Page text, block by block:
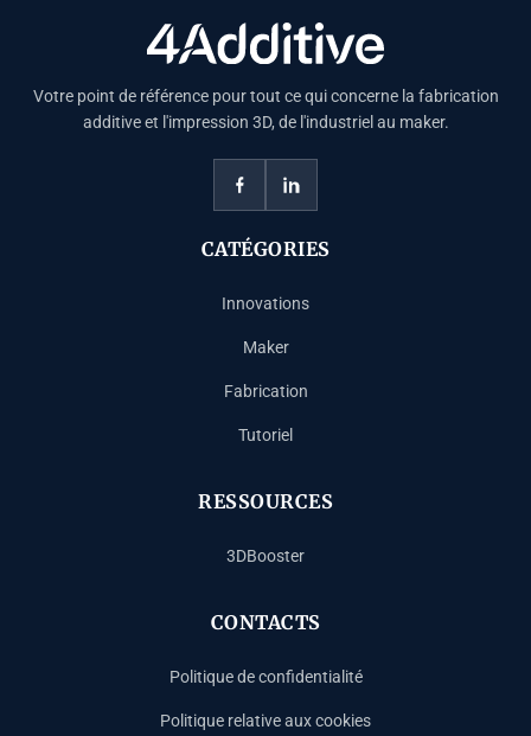
Votre point de référence pour tout ce qui concerne la fabrication
additive et l'impression 3D, de l'industriel au maker.
CATÉGORIES
Innovations
Maker
Fabrication
Tutoriel
RESSOURCES
3DBooster
CONTACTS
Politique de confidentialité
Politique relative aux cookies